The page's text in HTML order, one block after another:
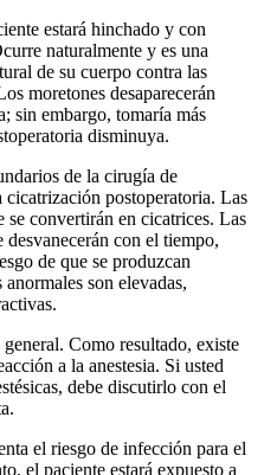
estará hinchado y con
naturalmente y es una
de su cuerpo contra las
moretones desaparecerán
sin embargo, tomaría más
disminuya.
de la cirugía de
cicatrización postoperatoria. Las
se convertirán en cicatrices. Las
desvanecerán con el tiempo,
de que se produzcan
son elevadas,
Como resultado, existe
a la anestesia. Si usted
debe discutirlo con el
el riesgo de infección para el
el paciente estará expuesto a